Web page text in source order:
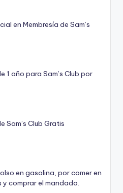
en Membresía de Sam’s
1 año para Sam’s Club por
Sam’s Club Gratis
en gasolina, por comer en
y comprar el mandado.